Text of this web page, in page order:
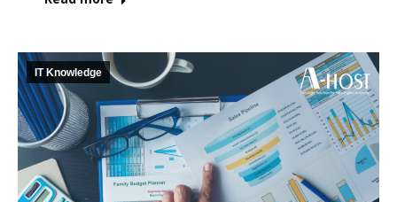
IT Knowledge